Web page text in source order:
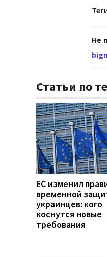
Не
Статьи по
ЕС изменил
временной
украинцев: кого
коснутся новые
требования